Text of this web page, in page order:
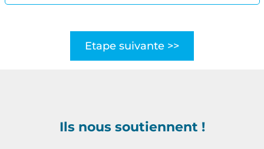
Etape suivante >>
Ils nous soutiennent !